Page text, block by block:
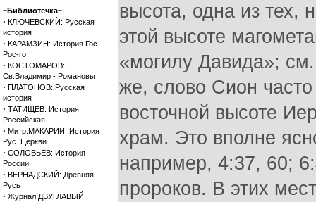
~Библиотечка~
· КЛЮЧЕВСКИЙ: Русская
история
· КАРАМЗИН: История Гос.
Рос-го
· КОСТОМАРОВ:
Св.Владимир - Романовы
· ПЛАТОНОВ: Русская
история
· ТАТИЩЕВ: История
Российская
· Митр.МАКАРИЙ: История
Рус. Церкви
· СОЛОВЬЕВ: История
России
· ВЕРНАДСКИЙ: Древняя
Русь
· Журнал ДВУГЛАВЫЙ
высота, одна из тех,
этой высоте
«могилу Давида»;
же, слово Сион
восточной высоте
храм. Это вполне
например, 4:37, 60;
пророков. В этих